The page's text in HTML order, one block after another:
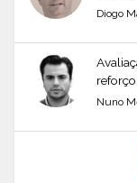
Diogo
Nuno